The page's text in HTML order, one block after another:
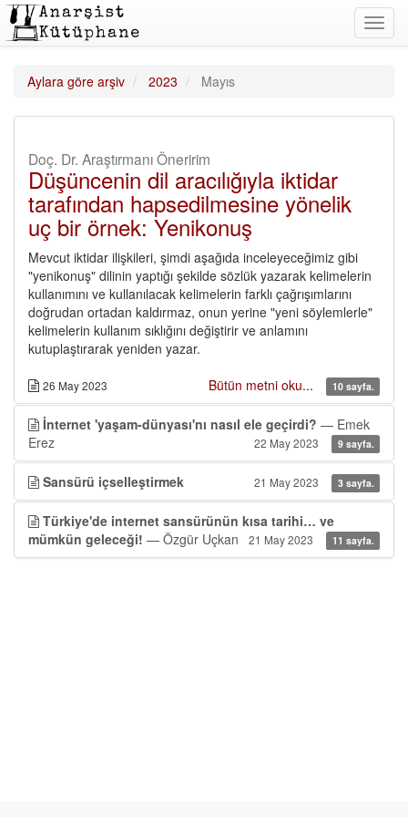
Aylara göre arşiv 2023 Mayıs
Doç. Dr. Araştırmanı Öneririm
Düşüncenin dil aracılığıyla iktidar
tarafından hapsedilmesine yönelik
uç bir örnek: Yenikonuş
Mevcut iktidar ilişkileri, şimdi aşağıda inceleyeceğimiz gibi
"yenikonuş" dilinin yaptığı şekilde sözlük yazarak kelimelerin
kullanımını ve kullanılacak kelimelerin farklı çağrışımlarını
doğrudan ortadan kaldırmaz, onun yerine "yeni söylemlerle"
kelimelerin kullanım sıklığını değiştirir ve anlamını
kutuplaştırarak yeniden yazar.
26 May 2023 Bütün metni oku... 10 sayfa.
İnternet 'yaşam-dünyası'nı nasıl ele geçirdi? — Emek
Erez
22 May 2023 9 sayfa.
Sansürü içselleştirmek 21 May 2023 3 sayfa.
Türkiye'de internet sansürünün kısa tarihi… ve
mümkün geleceği! — Özgür Uçkan 21 May 2023 11 sayfa.